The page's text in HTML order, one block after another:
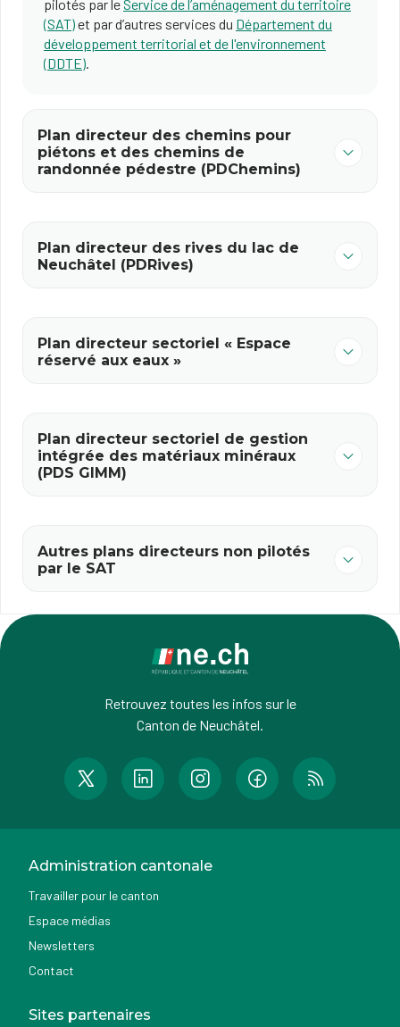
pilotés par leService de l’aménagement du territoire
(SAT)et par d’autres services du Département du
développement territorial et de l'environnement
(DDTE).
Plan directeur des chemins pour
piétons et des chemins de
randonnée pédestre (PDChemins)
Plan directeur des rives du lac de
Neuchâtel (PDRives)
Plan directeur sectoriel « Espace
réservé aux eaux »
Plan directeur sectoriel de gestion
intégrée des matériaux minéraux
(PDS GIMM)
Autres plans directeurs non pilotés
par le SAT
Retrouvez toutes les infos sur le
Canton de Neuchâtel.
Administration cantonale
Travailler pour le canton
Espace médias
Newsletters
Contact
Sites partenaires